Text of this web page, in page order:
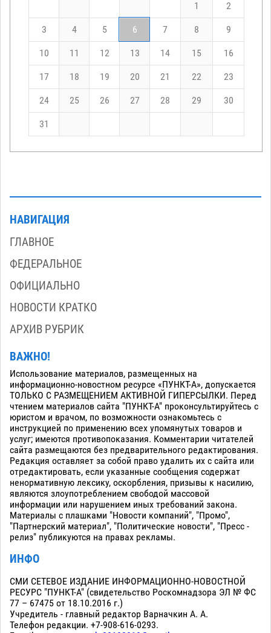
1 2
3 4 5 6 7 8 9
10 11 12 13 14 15 16
17 18 19 20 21 22 23
24 25 26 27 28 29 30
31
НАВИГАЦИЯ
ГЛАВНОЕ
ФЕДЕРАЛЬНОЕ
ОФИЦИАЛЬНО
НОВОСТИ КРАТКО
АРХИВ РУБРИК
ВАЖНО!
Использование материалов, размещенных на
информационно-новостном ресурсе «ПУНКТ-А», допускается
ТОЛЬКО С РАЗМЕЩЕНИЕМ АКТИВНОЙ ГИПЕРСЫЛКИ. Перед
чтением материалов сайта "ПУНКТ-А" проконсультируйтесь с
юристом и врачом, по возможности ознакомьтесь с
инструкцией по применению всех упомянутых товаров и
услуг; имеются противопоказания. Комментарии читателей
сайта размещаются без предварительного редактирования.
Редакция оставляет за собой право удалить их с сайта или
отредактировать, если указанные сообщения содержат
ненормативную лексику, оскорбления, призывы к насилию,
являются злоупотреблением свободой массовой
информации или нарушением иных требований закона.
Материалы с плашками "Новости компаний", "Промо",
"Партнерский материал", "Политические новости", "Пресс -
релиз" публикуются на правах рекламы.
ИНФО
СМИ СЕТЕВОЕ ИЗДАНИЕ ИНФОРМАЦИОННО-НОВОСТНОЙ
РЕСУРС "ПУНКТ-А" (свидетельство Роскомнадзора ЭЛ № ФС
77 – 67475 от 18.10.2016 г.)
Учредитель - главный редактор Варначкин А. А.
Телефон редакции. +7-908-616-0293.